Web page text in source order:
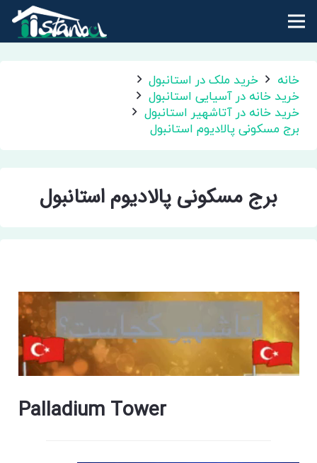
خانه
خرید ملک در استانبول
خرید خانه در آسیایی استانبول
خرید خانه در آتاشهیر استانبول
برج مسکونی پالادیوم استانبول
برج مسکونی پالادیوم استانبول
Palladium Tower